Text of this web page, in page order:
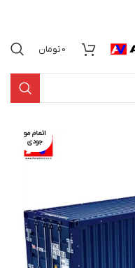
0تومان
اتمام مو
جودی